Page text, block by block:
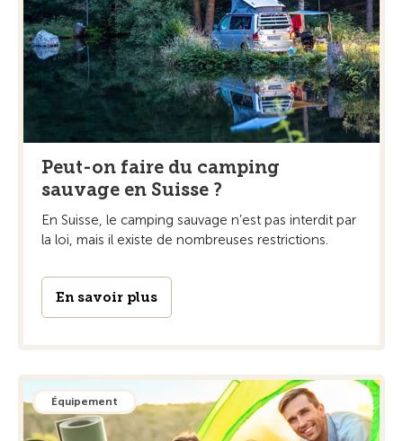
Peut-on faire du camping
sauvage en Suisse ?
En Suisse, le camping sauvage n’est pas interdit par
la loi, mais il existe de nombreuses restrictions.
En savoir plus
Équipement